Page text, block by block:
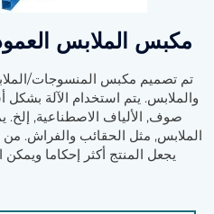
مكبس الملابس
تم تصميم مكبس المنسوجات/
والملابس. يتم استخدام الآلة
صوف, الألياف الاصطناعية, إلخ.
الملابس, مثل الحقائب والفراش.
يجعل المنتج أكثر إحكاما